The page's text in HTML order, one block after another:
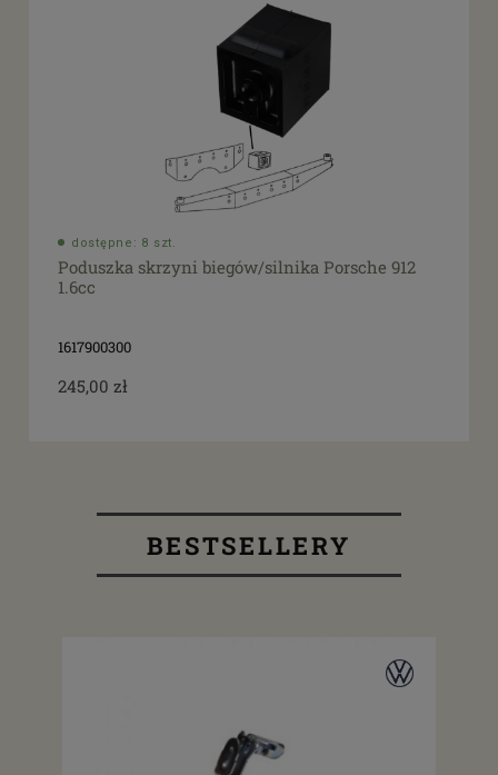
dostępne: 8 szt.
Poduszka skrzyni biegów/silnika Porsche 912
1.6cc
1617900300
245,00 zł
BESTSELLERY